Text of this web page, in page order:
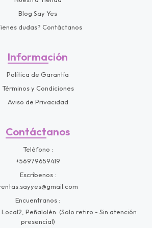
Blog Say Yes
dudas? Contáctanos
Información
Política de Garantía
Términos y Condiciones
Aviso de Privacidad
Contáctanos
Teléfono
+56979659419
Escríbenos
Encuentranos
Local2, Peñalolén. (Solo retiro - Sin atención
presencial)